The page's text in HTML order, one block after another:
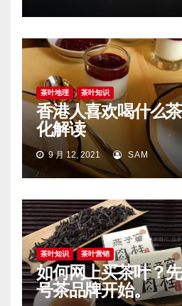
茶叶地理 茶叶知识
香港人喜欢喝什么
化解读
9 月 12, 2021 SAM
茶叶知识 茶叶营销
如何网上买茶叶？
号茶品牌开始。